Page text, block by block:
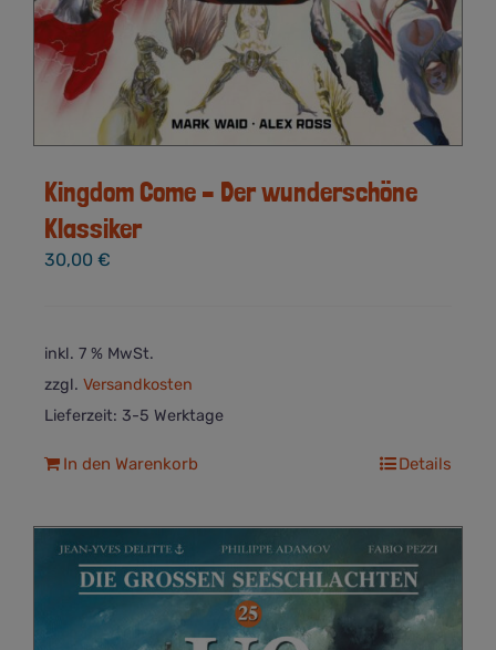
Kingdom Come – Der wunderschöne
Klassiker
30,00 €
inkl. 7 % MwSt.
zzgl. Versandkosten
Lieferzeit: 3-5 Werktage
In den Warenkorb Details